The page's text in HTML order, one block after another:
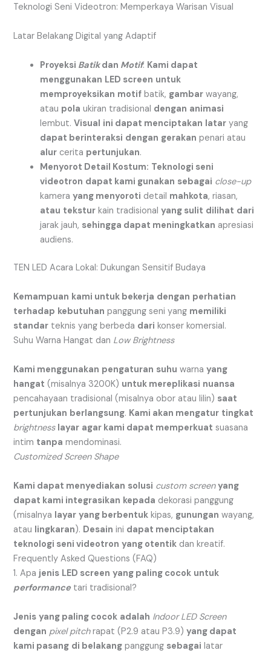
Teknologi Seni Videotron: Memperkaya Warisan Visual
Latar Belakang Digital yang Adaptif
Proyeksi Batikdan Motif: Kami dapat
menggunakan LED screen untuk
memproyeksikan motif batik, gambar wayang,
atau pola ukiran tradisional dengan animasi
lembut.Visual ini dapat menciptakan latar yang
dapat berinteraksi dengan gerakan penari atau
alur cerita pertunjukan.
Menyorot Detail Kostum: Teknologi seni
videotron dapat kami gunakan sebagai close-up
kamerayang menyoroti detail mahkota, riasan,
atau tekstur kain tradisionalyang sulit dilihat dari
jarak jauh, sehingga dapat meningkatkan apresiasi
audiens.
TEN LED Acara Lokal: Dukungan Sensitif Budaya
Kemampuan kami untuk bekerja dengan perhatian
terhadap kebutuhan panggung seni yang memiliki
standar teknis yang berbeda dari konser komersial.
Suhu Warna Hangat dan Low Brightness
Kami menggunakan pengaturan suhu warnayang
hangat (misalnya 3200K) untuk mereplikasi nuansa
pencahayaan tradisional (misalnya obor atau lilin) saat
pertunjukan berlangsung. Kami akan mengatur tingkat
brightness layar agar kami dapat memperkuat suasana
intim tanpa mendominasi.
Customized Screen Shape
Kami dapat menyediakan solusi custom screen yang
dapat kami integrasikan kepada dekorasi panggung
(misalnya layar yang berbentuk kipas, gunungan wayang,
atau lingkaran). Desain ini dapat menciptakan
teknologi seni videotron yang otentik dan kreatif.
Frequently Asked Questions (FAQ)
1. Apa jenis LED screen yang paling cocok untuk
performance tari tradisional?
Jenis yang paling cocok adalah Indoor LED Screen
dengan pixel pitchrapat (P2.9 atau P3.9)yang dapat
kami pasang di belakang panggung sebagai latar